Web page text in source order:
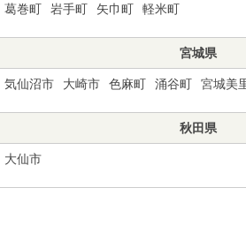
葛巻町
岩手町 矢巾町 軽米町
宮城県
気仙沼市 大崎市 色麻町 涌谷町 宮城美
秋田県
大仙市